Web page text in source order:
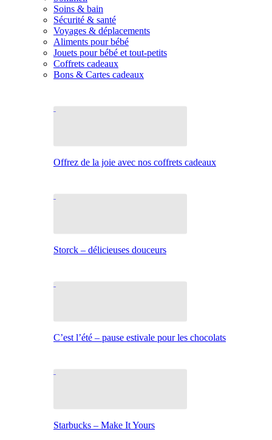
Soins & bain
Sécurité & santé
Voyages & déplacements
Aliments pour bébé
Jouets pour bébé et tout-petits
Coffrets cadeaux
Bons & Cartes cadeaux
Offrez de la joie avec nos coffrets cadeaux
Storck – délicieuses douceurs
C’est l’été – pause estivale pour les chocolats
Starbucks – Make It Yours